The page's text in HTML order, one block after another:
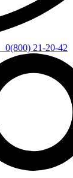
0(800) 21-20-42